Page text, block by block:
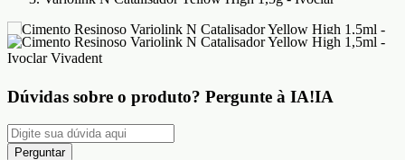
Dúvidas sobre o produto? Pergunte à IA!IA
Perguntar